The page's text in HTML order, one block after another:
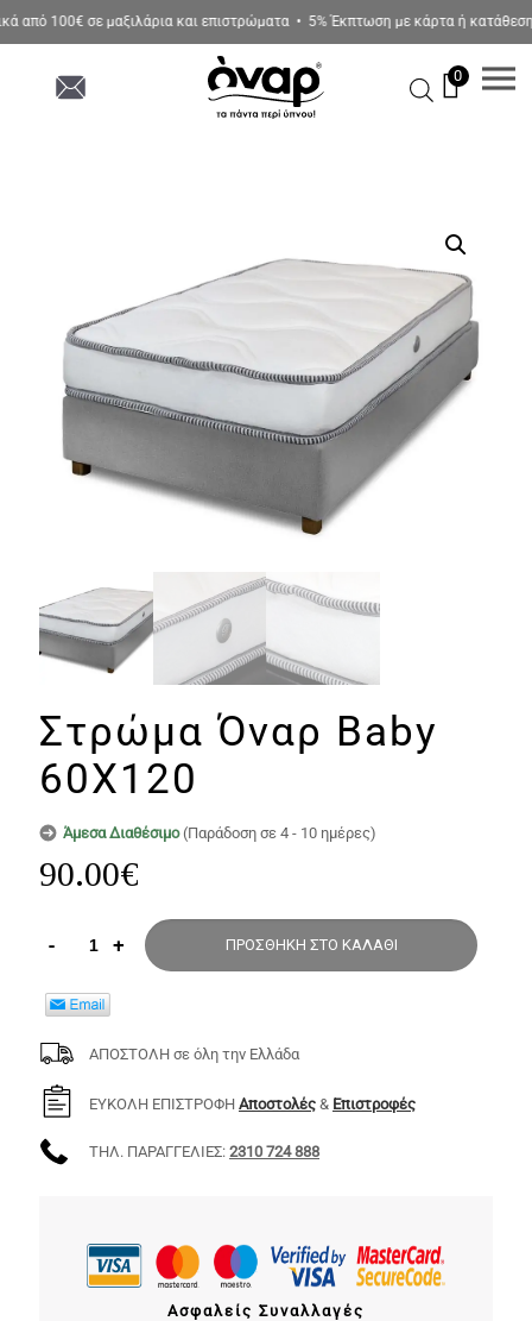
από 100€ σε μαξιλάρια και επιστρώματα • 5% Έκπτωση με κάρτα ή
0
Στρώμα Όναρ Baby
60Χ120
Άμεσα Διαθέσιμο(Παράδοση σε 4 - 10 ημέρες)
90.00€
- + ΠΡΟΣΘΉΚΗ ΣΤΟ ΚΑΛΆΘΙ
ΑΠΟΣΤΟΛΗ σε όλη την Ελλάδα
ΕΥΚΟΛΗ ΕΠΙΣΤΡΟΦΗ Αποστολές & Επιστροφές
ΤΗΛ. ΠΑΡΑΓΓΕΛΙΕΣ: 2310 724 888
Ασφαλείς Συναλλαγές